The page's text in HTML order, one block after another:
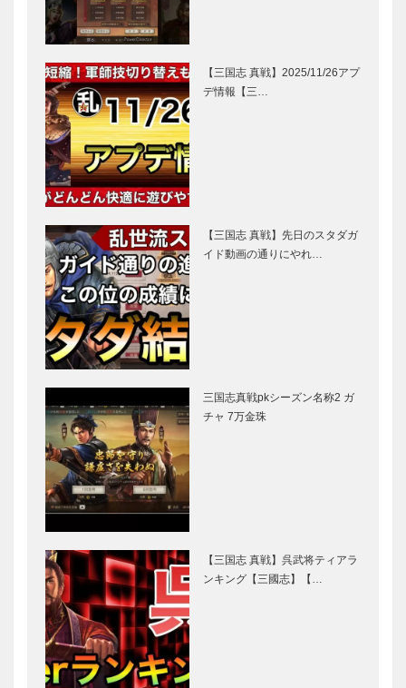
【三国志 真戦】2025/11/26アプ
デ情報【三…
【三国志 真戦】先日のスタダガ
イド動画の通りにやれ…
三国志真戦pkシーズン名称2 ガ
チャ 7万金珠
【三国志 真戦】呉武将ティアラ
ンキング【三國志】【…